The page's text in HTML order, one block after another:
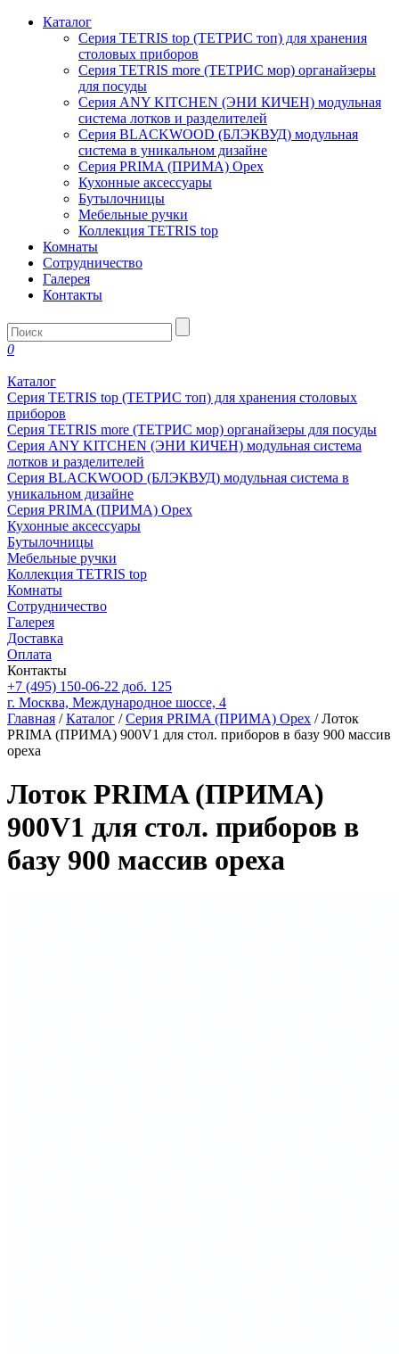
Каталог
Серия TETRIS top (ТЕТРИС топ) для хранения
столовых приборов
Серия TETRIS more (ТЕТРИС мор) органайзеры
для посуды
Серия ANY KITCHEN (ЭНИ КИЧЕН) модульная
система лотков и разделителей
Серия BLACKWOOD (БЛЭКВУД) модульная
система в уникальном дизайне
Серия PRIMA (ПРИМА) Орех
Кухонные аксессуары
Бутылочницы
Мебельные ручки
Коллекция TETRIS top
Комнаты
Сотрудничество
Галерея
Контакты
0
Каталог
Серия TETRIS top (ТЕТРИС топ) для хранения столовых
приборов
Серия TETRIS more (ТЕТРИС мор) органайзеры для посуды
Серия ANY KITCHEN (ЭНИ КИЧЕН) модульная система
лотков и разделителей
Серия BLACKWOOD (БЛЭКВУД) модульная система в
уникальном дизайне
Серия PRIMA (ПРИМА) Орех
Кухонные аксессуары
Бутылочницы
Мебельные ручки
Коллекция TETRIS top
Комнаты
Сотрудничество
Галерея
Доставка
Оплата
Контакты
+7 (495) 150-06-22 доб. 125
г. Москва, Международное шоссе, 4
Главная /Каталог /Серия PRIMA (ПРИМА) Орех / Лоток
PRIMA (ПРИМА) 900V1 для стол. приборов в базу 900 массив
ореха
Лоток PRIMA (ПРИМА)
900V1 для стол. приборов в
базу 900 массив ореха